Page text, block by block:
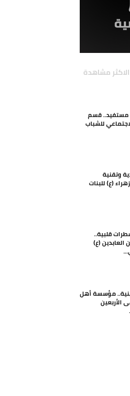
الاكثر مشاهدة
(795) ألف مستفيد.. قسم
للشباب
وتقنية
(ع) للبنات
قلبية..
(ع)
مؤسسة أهل
الأربعين